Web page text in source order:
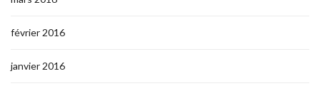
février 2016
janvier 2016